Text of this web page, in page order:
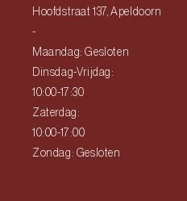
Hoofdstraat 137, Apeldoorn
-
Maandag: Gesloten
Dinsdag-Vrijdag:
10:00-17:30
Zaterdag:
10:00-17:00
Zondag: Gesloten